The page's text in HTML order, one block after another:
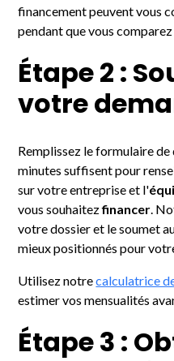
financement peuvent vous
pendant que vous
Étape 2 :
votre
Remplissez le formulaire de
minutes suffisent pour
sur votre entreprise et l'
vous souhaitezfinancer .
votre dossier et le soumet
mieux positionnés pour
Utilisez notrecalculatrice
estimer vos mensualités
Étape 3 :